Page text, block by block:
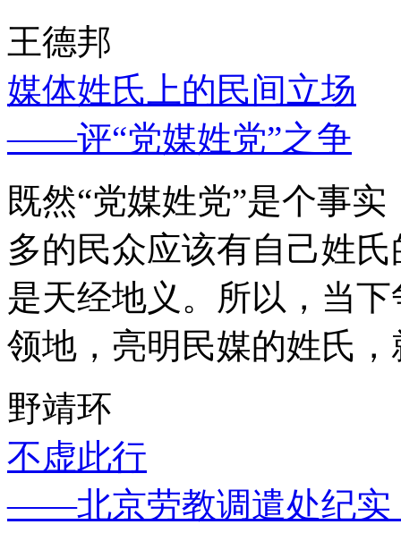
王德邦
媒体姓氏上的民间立场
——评“党媒姓党”之争
既然“党媒姓党”是个事
多的民众应该有自己姓
是天经地义。所以，当
领地，亮明民媒的姓氏
野靖环
不虚此行
——北京劳教调遣处纪实